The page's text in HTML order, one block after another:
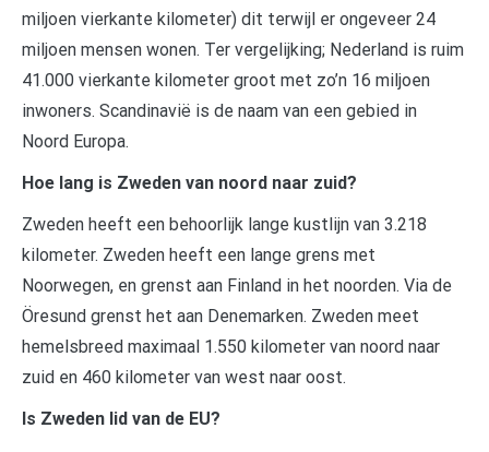
miljoen vierkante kilometer) dit terwijl er ongeveer 24
miljoen mensen wonen. Ter vergelijking; Nederland is ruim
41.000 vierkante kilometer groot met zo’n 16 miljoen
inwoners. Scandinavië is de naam van een gebied in
Noord Europa.
Hoe lang is Zweden van noord naar zuid?
Zweden heeft een behoorlijk lange kustlijn van 3.218
kilometer. Zweden heeft een lange grens met
Noorwegen, en grenst aan Finland in het noorden. Via de
Öresund grenst het aan Denemarken. Zweden meet
hemelsbreed maximaal 1.550 kilometer van noord naar
zuid en 460 kilometer van west naar oost.
Is Zweden lid van de EU?